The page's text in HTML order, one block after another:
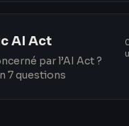
AI Act
par l’AI Act ?
7 questions